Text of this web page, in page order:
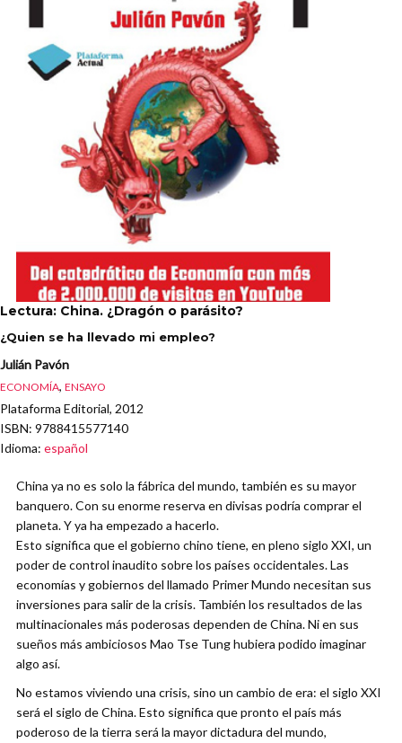
Lectura: China. ¿Dragón o parásito?
¿Quien se ha llevado mi empleo?
Julián Pavón
ECONOMÍA, ENSAYO
Plataforma Editorial, 2012
ISBN: 9788415577140
Idioma: español
China ya no es solo la fábrica del mundo, también es su mayor
banquero. Con su enorme reserva en divisas podría comprar el
planeta. Y ya ha empezado a hacerlo.
Esto significa que el gobierno chino tiene, en pleno siglo XXI, un
poder de control inaudito sobre los países occidentales. Las
economías y gobiernos del llamado Primer Mundo necesitan sus
inversiones para salir de la crisis. También los resultados de las
multinacionales más poderosas dependen de China. Ni en sus
sueños más ambiciosos Mao Tse Tung hubiera podido imaginar
algo así.
No estamos viviendo una crisis, sino un cambio de era: el siglo XXI
será el siglo de China. Esto significa que pronto el país más
poderoso de la tierra será la mayor dictadura del mundo,